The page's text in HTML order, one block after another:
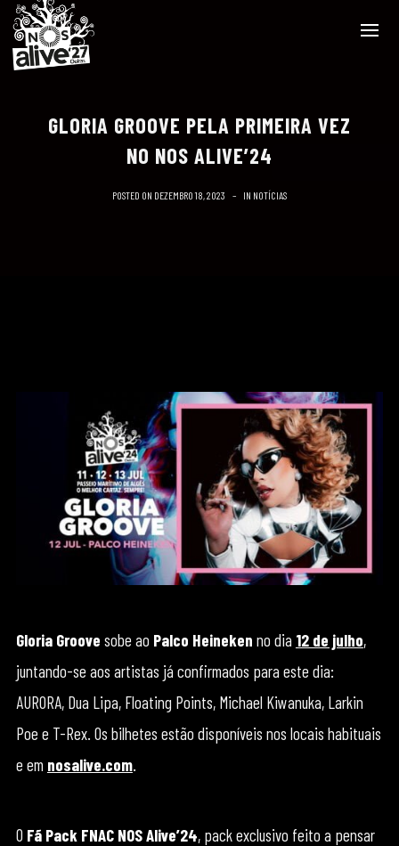
GLORIA GROOVE PELA PRIMEIRA VEZ
NO NOS ALIVE’24
POSTED ON DEZEMBRO 18, 2023 IN NOTÍCIAS
Gloria Groove sobe ao Palco Heineken no dia 12 de julho,
juntando-se aos artistas já confirmados para este dia:
AURORA, Dua Lipa, Floating Points, Michael Kiwanuka, Larkin
Poe e T-Rex. Os bilhetes estão disponíveis nos locais habituais
e em nosalive.com.
O Fã Pack FNAC NOS Alive’24, pack exclusivo feito a pensar